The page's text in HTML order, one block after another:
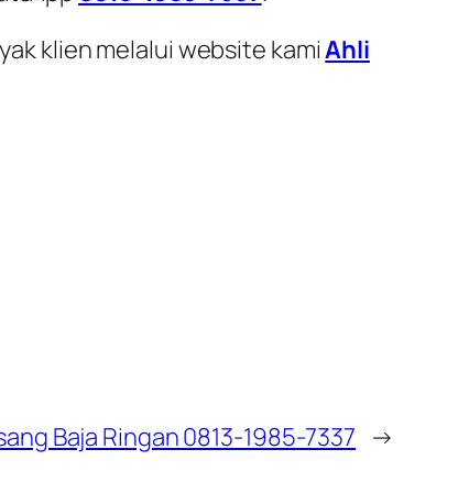
klien melalui website kamiAhli
Baja Ringan 0813-1985-7337 →